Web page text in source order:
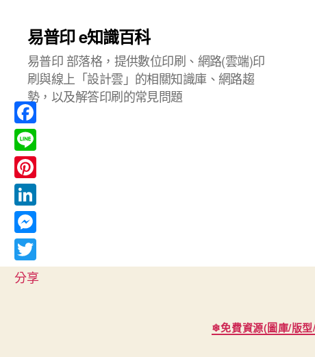
易普印 e知識百科
易普印 部落格，提供數位印刷、網路(雲端)印
刷與線上「設計雲」的相關知識庫、網路趨
勢，以及解答印刷的常見問題
❄免費資源(圖庫/版
F
a
c
e
b
o
o
k
L
i
n
e
P
i
n
t
e
L
i
n
k
M
e
s
T
分享